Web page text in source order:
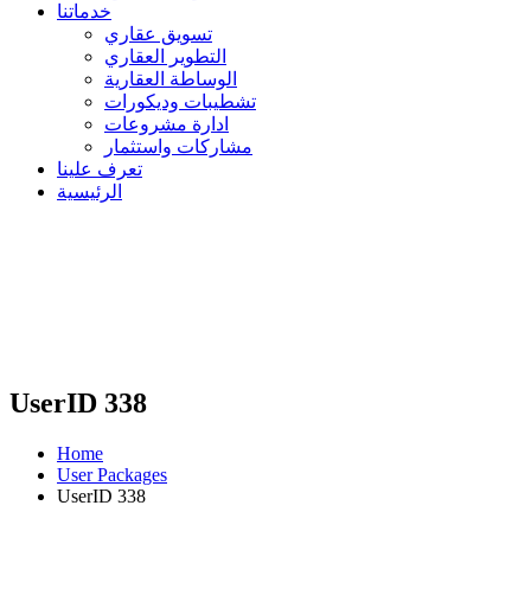
خدماتنا
تسويق عقاري
التطوير العقاري
الوساطة العقارية
تشطيبات وديكورات
ادارة مشروعات
مشاركات واستثمار
تعرف علينا
الرئيسية
UserID 338
Home
User Packages
UserID 338